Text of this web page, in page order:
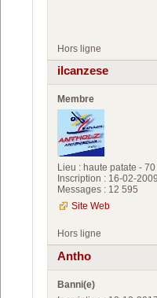
Hors ligne
ilcanzese
Membre
Lieu : haute patate - 70
Inscription : 16-02-2009
Messages : 12 595
Site Web
Hors ligne
Antho
Banni(e)